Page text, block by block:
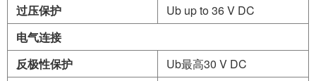
过压保护
Ub up to 36 V DC
电气连接
反极性保护
Ub最高30 V DC